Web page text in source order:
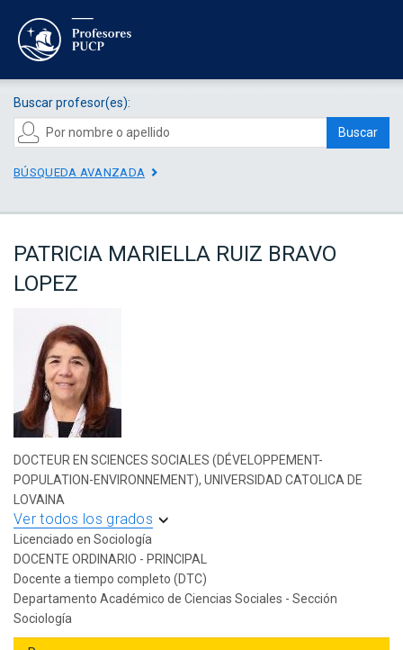
Buscar profesor(es):
Buscar
BÚSQUEDA AVANZADA
PATRICIA MARIELLA RUIZ BRAVO
LOPEZ
DOCTEUR EN SCIENCES SOCIALES (DÉVELOPPEMENT-
POPULATION-ENVIRONNEMENT), UNIVERSIDAD CATOLICA DE
LOVAINA
Ver todos los grados
Licenciado en Sociología
DOCENTE ORDINARIO - PRINCIPAL
Docente a tiempo completo (DTC)
Departamento Académico de Ciencias Sociales - Sección
Sociología